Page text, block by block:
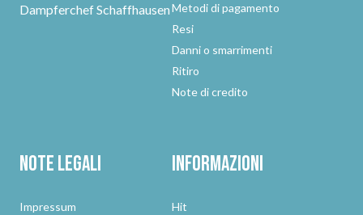
Dampferchef SchaffhausenMetodi di pagamento
Resi
Danni o smarrimenti
Ritiro
Note di credito
Note legali
Impressum
Informazioni
Hit